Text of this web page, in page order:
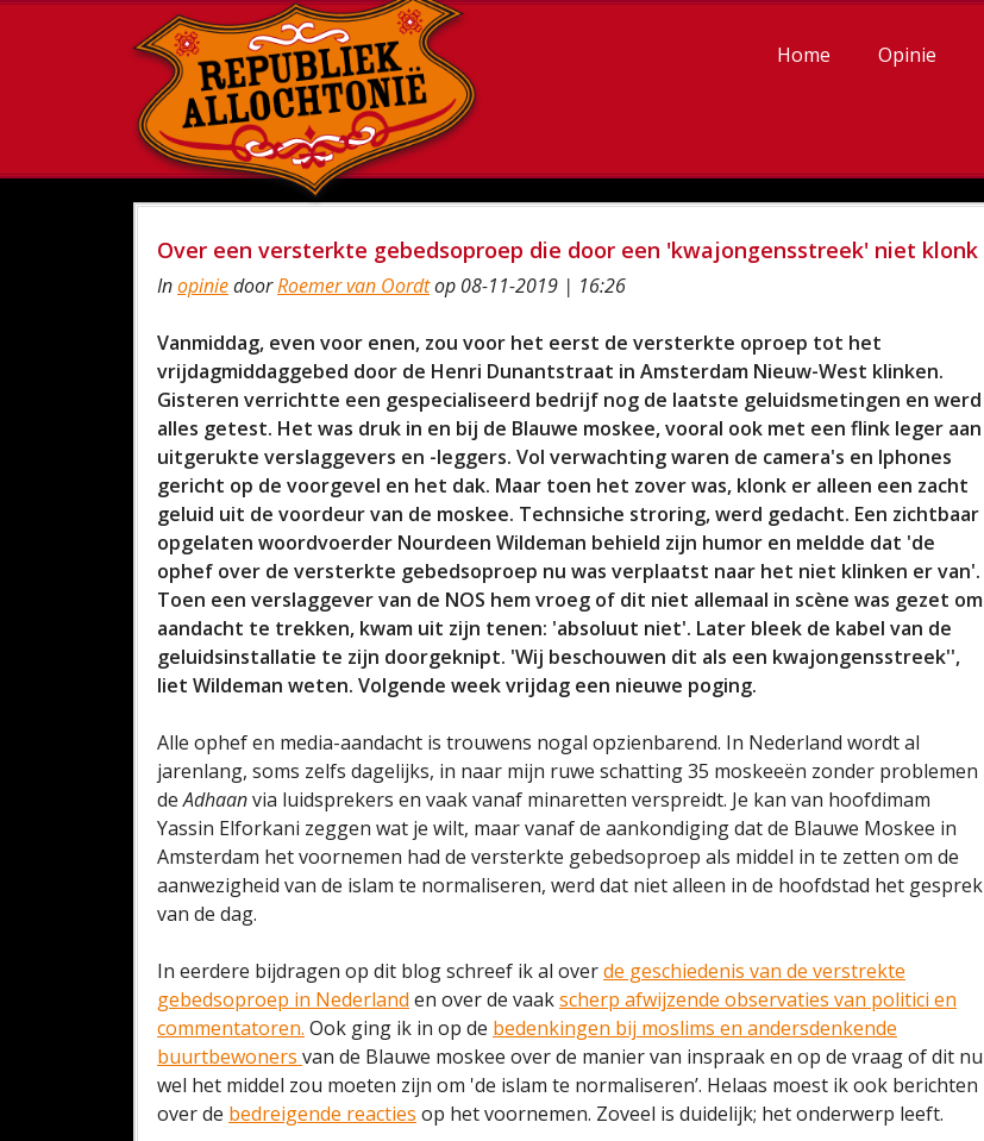
Home Opinie
Over een versterkte gebedsoproep die door een 'kwajongensstreek' niet klonk
InopiniedoorRoemer van Oordtop 08-11-2019 | 16:26
Vanmiddag, even voor enen, zou voor het eerst de versterkte oproep tot het
vrijdagmiddaggebed door de Henri Dunantstraat in Amsterdam Nieuw-West klinken.
Gisteren verrichtte een gespecialiseerd bedrijf nog de laatste geluidsmetingen en werd
alles getest. Het was druk in en bij de Blauwe moskee, vooral ook met een flink leger aan
uitgerukte verslaggevers en -leggers. Vol verwachting waren de camera's en Iphones
gericht op de voorgevel en het dak. Maar toen het zover was, klonk er alleen een zacht
geluid uit de voordeur van de moskee. Technsiche stroring, werd gedacht. Een zichtbaar
opgelaten woordvoerder Nourdeen Wildeman behield zijn humor en meldde dat 'de
ophef over de versterkte gebedsoproep nu was verplaatst naar het niet klinken er van'.
Toen een verslaggever van de NOS hem vroeg of dit niet allemaal in scène was gezet om
aandacht te trekken, kwam uit zijn tenen: 'absoluut niet'. Later bleek de kabel van de
geluidsinstallatie te zijn doorgeknipt. 'Wij beschouwen dit als een kwajongensstreek'',
liet Wildeman weten. Volgende week vrijdag een nieuwe poging.
Alle ophef en media-aandacht is trouwens nogal opzienbarend. In Nederland wordt al
jarenlang, soms zelfs dagelijks, in naar mijn ruwe schatting 35 moskeeën zonder problemen
deAdhaanvia luidsprekers en vaak vanaf minaretten verspreidt. Je kan van hoofdimam
Yassin Elforkani zeggen wat je wilt, maar vanaf de aankondiging dat de Blauwe Moskee in
Amsterdam het voornemen had de versterkte gebedsoproep als middel in te zetten om de
aanwezigheid van de islam te normaliseren, werd dat niet alleen in de hoofdstad het gesprek
van de dag.
In eerdere bijdragen op dit blog schreef ik al overde geschiedenis van de verstrekte
gebedsoproep in Nederland en over de vaakscherp afwijzende observaties van politici en
commentatoren. Ook ging ik in op de bedenkingen bij moslims en andersdenkende
buurtbewoners van de Blauwe moskee over de manier van inspraak en op de vraag of dit nu
wel het middel zou moeten zijn om 'de islam te normaliseren’. Helaas moest ik ook berichten
over de bedreigende reacties op het voornemen. Zoveel is duidelijk; het onderwerp leeft.